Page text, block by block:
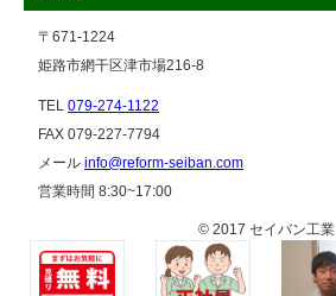
〒671-1224
姫路市網干区津市場216-8
TEL 079-274-1122
FAX 079-227-7794
メール info@reform-seiban.com
営業時間 8:30~17:00
© 2017 セイバン工業